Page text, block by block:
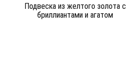
Подвеска из желтого золота c
бриллиантами и агатом